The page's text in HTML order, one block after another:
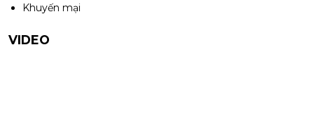
Khuyến mại
VIDEO